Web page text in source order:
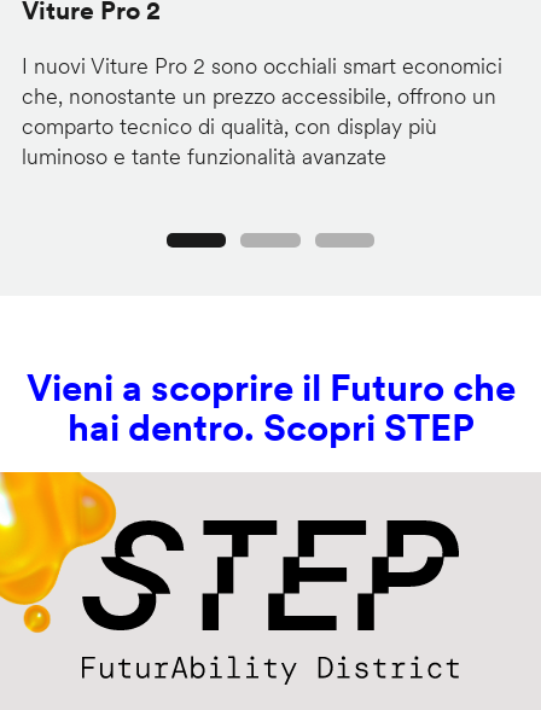
Viture Pro 2
I nuovi Viture Pro 2 sono occhiali smart economici
che, nonostante un prezzo accessibile, offrono un
comparto tecnico di qualità, con display più
luminoso e tante funzionalità avanzate
Vieni a scoprire il Futuro che
hai dentro. Scopri STEP